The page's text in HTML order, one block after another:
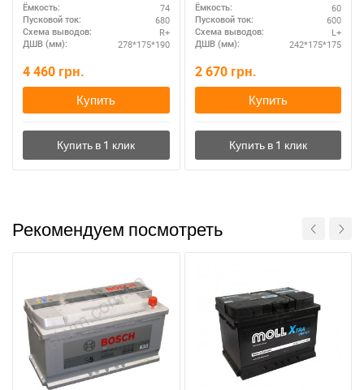
Ёмкость: 74
Пусковой ток: 680
Схема выводов: R+
ДШВ (мм): 278*175*190
4 460 грн.
Купить
Ёмкость: 60
Пусковой ток: 600
Схема выводов: L+
ДШВ (мм): 242*175*175
2 670 грн.
Купить
Рекомендуем посмотреть
Написать в Viber Написать в Telegram